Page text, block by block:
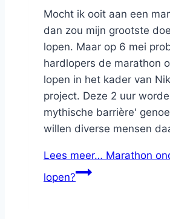
Mocht ik ooit aan een
dan zou mijn grootste
lopen. Maar op 6 mei
hardlopers de marathon
lopen in het kader van
project. Deze 2 uur
mythische barrière'
willen diverse mensen
Lees meer… Marathon
lopen?